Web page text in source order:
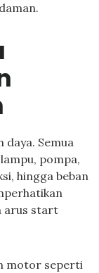
Semua
pompa,
hingga beban
arus start
motor seperti